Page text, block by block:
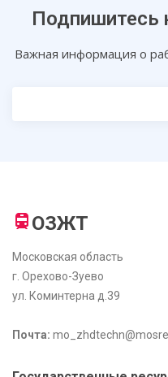
Подпишитесь
Важная информация о
ОЗЖТ
Московская область
г. Орехово-Зуево
ул. Коминтерна д.39
Почта: